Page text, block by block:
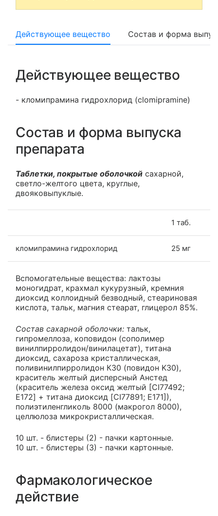
Действующее вещество Состав и форма
Действующее вещество
- кломипрамина гидрохлорид (clomipramine)
Состав и форма выпуска
препарата
Таблетки, покрытые оболочкой сахарной,
светло-желтого цвета, круглые,
двояковыпуклые.
1 таб.
кломипрамина гидрохлорид 25 мг
Вспомогательные вещества: лактозы
моногидрат, крахмал кукурузный, кремния
диоксид коллоидный безводный, стеариновая
кислота, тальк, магния стеарат, глицерол 85%.
Состав сахарной оболочки: тальк,
гипромеллоза, коповидон (сополимер
винилпирролидон/винилацетат), титана
диоксид, сахароза кристаллическая,
поливинилпирролидон К30 (повидон K30),
краситель желтый дисперсный Анстед
(краситель железа оксид желтый [СI77492;
E172] + титана диоксид [CI77891; Е171]),
полиэтиленгликоль 8000 (макрогол 8000),
целлюлоза микрокристаллическая.
10 шт. - блистеры (2) - пачки картонные.
10 шт. - блистеры (3) - пачки картонные.
Фармакологическое
действие